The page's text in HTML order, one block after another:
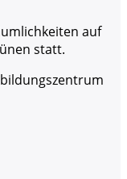
auf
statt.